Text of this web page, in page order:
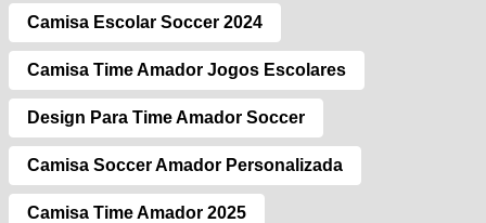
Camisa Escolar Soccer 2024
Camisa Time Amador Jogos Escolares
Design Para Time Amador Soccer
Camisa Soccer Amador Personalizada
Camisa Time Amador 2025